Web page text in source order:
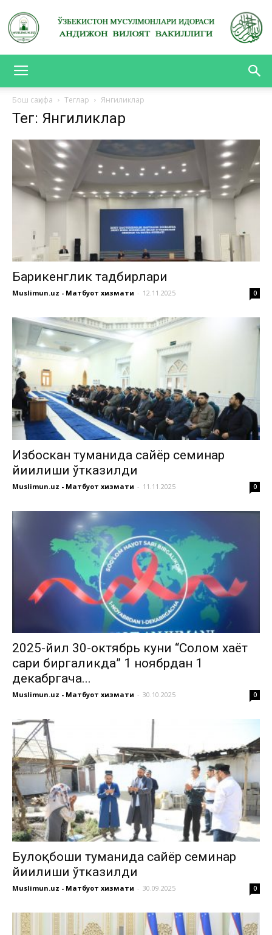
ВАКИЛЛИГИ
Бош саҳифа Теглар Янгиликлар
Тег: Янгиликлар
Бағрикенглик тадбирлари
Muslimun.uz - Матбуот хизмати - 12.11.2025 0
Избоскан туманида сайёр семинар
йиғилиши ўтказилди
Muslimun.uz - Матбуот хизмати - 11.11.2025 0
2025-йил 30-октябрь куни “Соғлом хаёт
сари биргаликда” 1 ноябрдан 1
декабргача...
Muslimun.uz - Матбуот хизмати - 30.10.2025 0
Булоқбоши туманида сайёр семинар
йиғилиши ўтказилди
Muslimun.uz - Матбуот хизмати - 30.09.2025 0